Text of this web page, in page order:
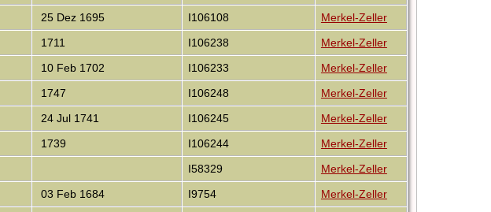
25 Dez 1695 I106108
Merkel-Zeller
1711 I106238
Merkel-Zeller
10 Feb 1702 I106233
Merkel-Zeller
1747 I106248
Merkel-Zeller
24 Jul 1741 I106245
Merkel-Zeller
1739 I106244
Merkel-Zeller
I58329
Merkel-Zeller
03 Feb 1684 I9754
Merkel-Zeller